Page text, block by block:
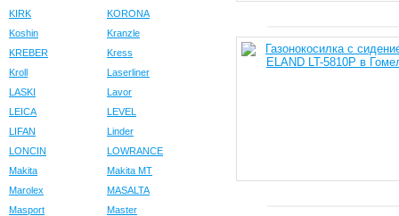
KIRK
KORONA
Koshin
Kranzle
KREBER
Kress
Kroll
Laserliner
LASKI
Lavor
LEICA
LEVEL
LIFAN
Linder
LONCIN
LOWRANCE
Makita
Makita MT
Marolex
MASALTA
Masport
Master